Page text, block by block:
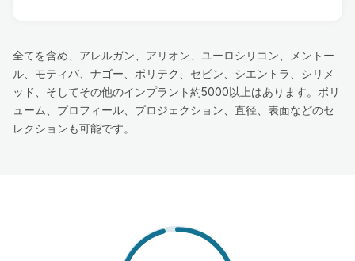
全てを含め、アレルガン、アリオン、ユーロシリコン、メントー
ル、モティバ、ナゴー、ポリテク、セビン、シエントラ、シリメ
ッド、そしてその他のインプラント約5000以上はあります。ボリ
ューム、プロフィール、プロジェクション、直径、表面などのセ
レクションも可能です。